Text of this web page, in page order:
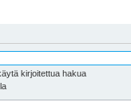
kirjoitettua hakua